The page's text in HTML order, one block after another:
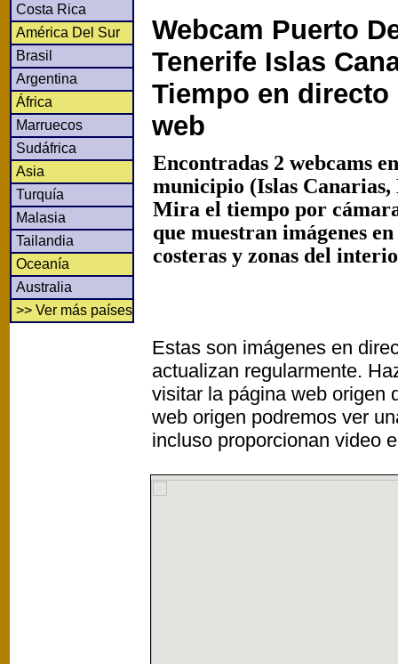
Costa Rica
América Del Sur
Brasil
Argentina
África
Marruecos
Sudáfrica
Asia
Turquía
Malasia
Tailandia
Oceanía
Australia
>> Ver más países
Webcam Puerto
Tenerife Islas
Tiempo en directo
web
Encontradas 2 webcams
municipio (Islas Canarias,
Mira el tiempo por
que muestran imágenes
costeras y zonas del
Estas son imágenes en
actualizan regularmente.
visitar la página web origen
web origen podremos ver
incluso proporcionan video